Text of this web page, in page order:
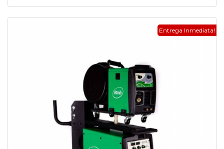
Entrega Inmediata!